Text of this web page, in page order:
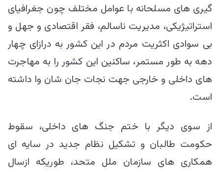
گیری های مسلحانه با عوامل مختلف چون جغرافیای
استراتیژیکی، مدیریت ناسالم، فقر اقتصادی و جهل و
بی سوادی اکثریت مردم در این کشور به درازای چهار
دهه به طور مستمر، ساکنین این کشور را به مهاجرت
های داخلی و خارجی جهت نجات جان شان وا داشته
است.
از سوی دیگر با ختم جنگ های داخلی، سقوط
حکومت طالبان و تشکیل نظام جدید در سایه ای
همکاری های سازمان ملل متحد، طوریکه ازسال